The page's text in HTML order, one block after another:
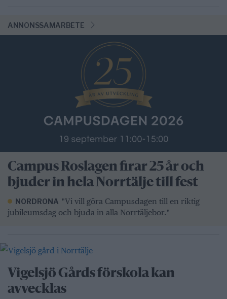
ANNONSSAMARBETE
Campus Roslagen firar 25 år och
bjuder in hela Norrtälje till fest
NORDRONA "Vi vill göra Campusdagen till en riktig
jubileumsdag och bjuda in alla Norrtäljebor."
Vigelsjö Gårds förskola kan
avvecklas